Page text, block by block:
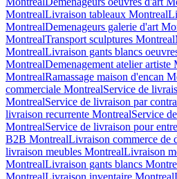
MontrealLivraison tableaux Montreal
MontrealDemenageurs galerie d'art
MontrealTransport sculptures Montreal
MontrealLivraison gants blancs
MontrealDemenagement atelier artiste
MontrealRamassage maison d'encan
commerciale MontrealService de
MontrealService de livraison par
livraison recurrente MontrealService
MontrealService de livraison pour
B2B MontrealLivraison commerce de
livraison meubles MontrealLivraison
MontrealLivraison gants blancs
MontrealLivraison inventaire Montreal